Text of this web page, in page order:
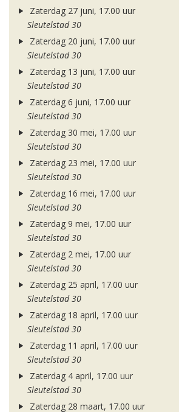
Zaterdag 27 juni, 17.00 uur
Sleutelstad 30
Zaterdag 20 juni, 17.00 uur
Sleutelstad 30
Zaterdag 13 juni, 17.00 uur
Sleutelstad 30
Zaterdag 6 juni, 17.00 uur
Sleutelstad 30
Zaterdag 30 mei, 17.00 uur
Sleutelstad 30
Zaterdag 23 mei, 17.00 uur
Sleutelstad 30
Zaterdag 16 mei, 17.00 uur
Sleutelstad 30
Zaterdag 9 mei, 17.00 uur
Sleutelstad 30
Zaterdag 2 mei, 17.00 uur
Sleutelstad 30
Zaterdag 25 april, 17.00 uur
Sleutelstad 30
Zaterdag 18 april, 17.00 uur
Sleutelstad 30
Zaterdag 11 april, 17.00 uur
Sleutelstad 30
Zaterdag 4 april, 17.00 uur
Sleutelstad 30
Zaterdag 28 maart, 17.00 uur